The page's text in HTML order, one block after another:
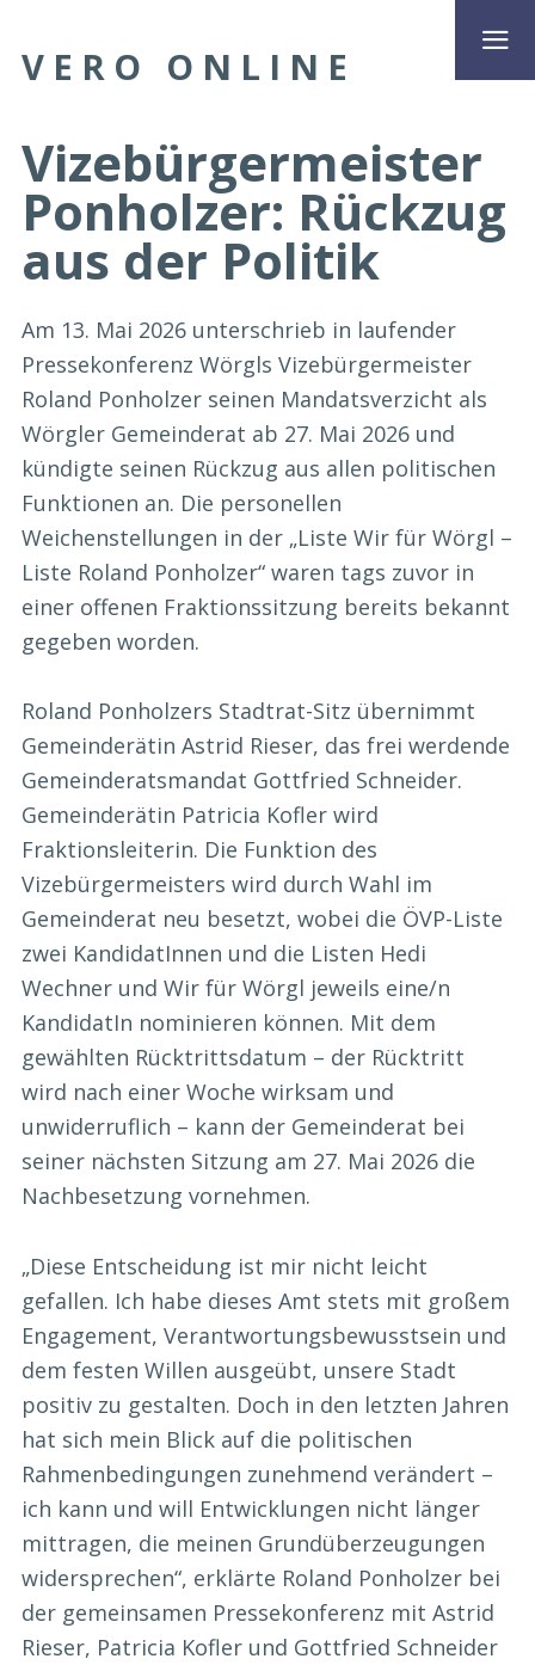
VERO ONLINE
Vizebürgermeister
Ponholzer: Rückzug
aus der Politik
Am 13. Mai 2026 unterschrieb in laufender
Pressekonferenz Wörgls Vizebürgermeister
Roland Ponholzer seinen Mandatsverzicht als
Wörgler Gemeinderat ab 27. Mai 2026 und
kündigte seinen Rückzug aus allen politischen
Funktionen an. Die personellen
Weichenstellungen in der „Liste Wir für Wörgl –
Liste Roland Ponholzer“ waren tags zuvor in
einer offenen Fraktionssitzung bereits bekannt
gegeben worden.
Roland Ponholzers Stadtrat-Sitz übernimmt
Gemeinderätin Astrid Rieser, das frei werdende
Gemeinderatsmandat Gottfried Schneider.
Gemeinderätin Patricia Kofler wird
Fraktionsleiterin. Die Funktion des
Vizebürgermeisters wird durch Wahl im
Gemeinderat neu besetzt, wobei die ÖVP-Liste
zwei KandidatInnen und die Listen Hedi
Wechner und Wir für Wörgl jeweils eine/n
KandidatIn nominieren können. Mit dem
gewählten Rücktrittsdatum – der Rücktritt
wird nach einer Woche wirksam und
unwiderruflich – kann der Gemeinderat bei
seiner nächsten Sitzung am 27. Mai 2026 die
Nachbesetzung vornehmen.
„Diese Entscheidung ist mir nicht leicht
gefallen. Ich habe dieses Amt stets mit großem
Engagement, Verantwortungsbewusstsein und
dem festen Willen ausgeübt, unsere Stadt
positiv zu gestalten. Doch in den letzten Jahren
hat sich mein Blick auf die politischen
Rahmenbedingungen zunehmend verändert –
ich kann und will Entwicklungen nicht länger
mittragen, die meinen Grundüberzeugungen
widersprechen“, erklärte Roland Ponholzer bei
der gemeinsamen Pressekonferenz mit Astrid
Rieser, Patricia Kofler und Gottfried Schneider